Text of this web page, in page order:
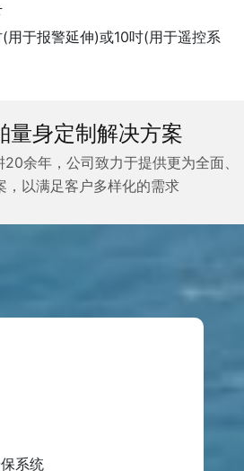
(用于报警延伸)或10吋(用于遥控系
量身定制解决方案
余年，公司致力于提供更为全面、
，以满足客户多样化的需求
系统